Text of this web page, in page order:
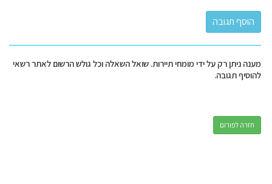
מענה ניתן רק על ידי מומחי תיירות. שואל השאלה וכל גולש הרשום לאתר רשאי
להוסיף תגובה.
חזרה לפורום